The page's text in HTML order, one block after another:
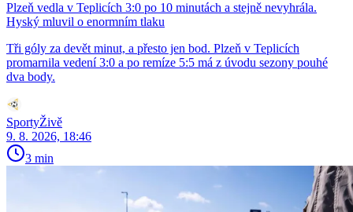
Plzeň vedla v Teplicích 3:0 po 10 minutách a stejně nevyhrála.
Hyský mluvil o enormním tlaku
Tři góly za devět minut, a přesto jen bod. Plzeň v Teplicích
promarnila vedení 3:0 a po remíze 5:5 má z úvodu sezony pouhé
dva body.
SportyŽivě
9. 8. 2026, 18:46
3 min